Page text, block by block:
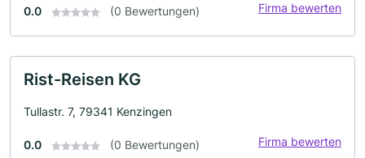
0.0 (0 Bewertungen) Firma bewerten
Rist-Reisen KG
Tullastr. 7, 79341 Kenzingen
0.0 (0 Bewertungen) Firma bewerten